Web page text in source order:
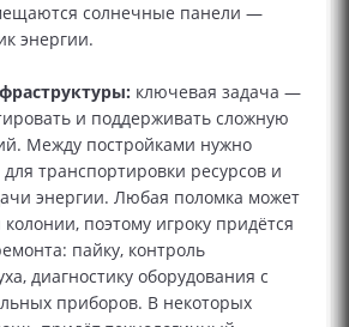
солнечные панели —
энергии.
ключевая задача —
и поддерживать сложную
Между постройками нужно
транспортировки ресурсов и
энергии. Любая поломка может
колонии, поэтому игроку придётся
пайку, контроль
диагностику оборудования с
приборов. В некоторых